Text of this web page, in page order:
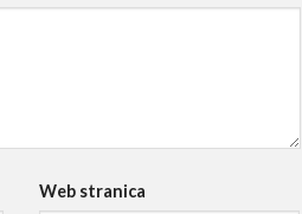
Web stranica